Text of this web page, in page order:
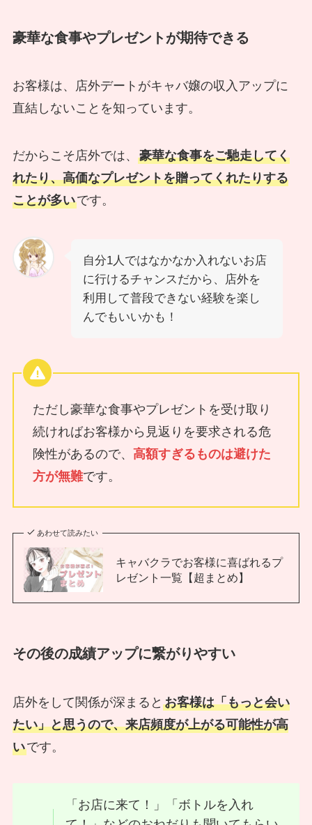
豪華な食事やプレゼントが期待できる
お客様は、店外デートがキャバ嬢の収入アップに
直結しないことを知っています。
だからこそ店外では、 豪華な食事をご馳走してく
れたり、高価なプレゼントを贈ってくれたりする
ことが多いです。
自分1人ではなかなか入れないお店
に行けるチャンスだから、店外を
利用して普段できない経験を楽し
んでもいいかも！
ただし豪華な食事やプレゼントを受け取り
続ければお客様から見返りを要求される危
険性があるので、 高額すぎるものは避けた
方が無難です。
あわせて読みたい
キャバクラでお客様に喜ばれるプ
レゼント一覧【超まとめ】
その後の成績アップに繋がりやすい
店外をして関係が深まると お客様は「もっと会い
たい」と思うので、来店頻度が上がる可能性が高
いです。
「お店に来て！」「ボトルを入れ